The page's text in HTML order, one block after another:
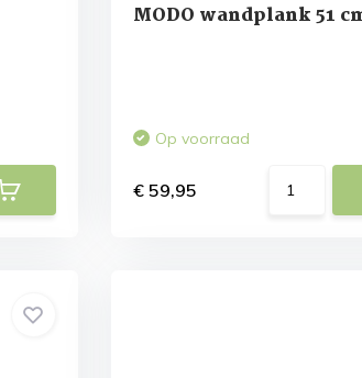
MODO wandplank 51
Op voorraad
€ 59,95